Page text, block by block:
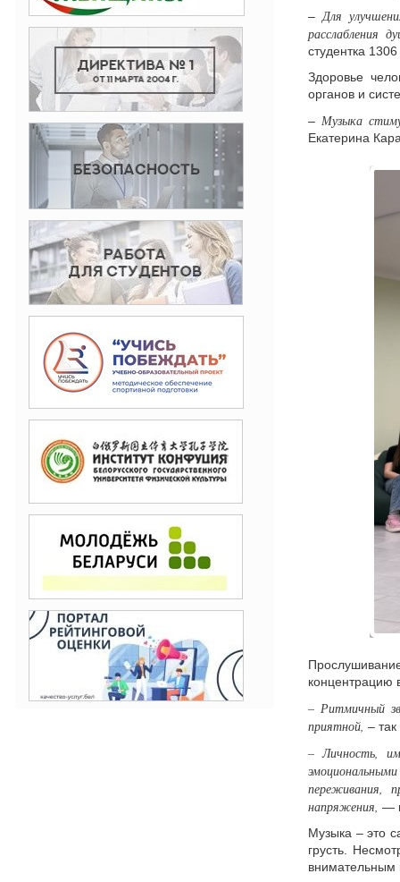
– Для
расслабления
студентка
Здоровье
органов и
– Музыка
Екатерина
концентрацию
– Ритмичный
приятной, –
–Личность,
переживания,
напряжения, —
Музыка – это
грусть.
внимательным